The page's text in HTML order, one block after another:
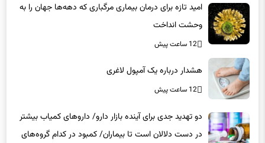
وحشت انداخت
12 ساعت پیش
12 ساعت پیش
در دست دلالان است تا بیماران/ کمبود در کدام گروه‌های
دارویی محسوس‌تر است؟
12 ساعت پیش